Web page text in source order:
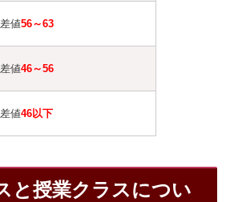
値56～63
値46～56
値46以下
と授業クラスについ